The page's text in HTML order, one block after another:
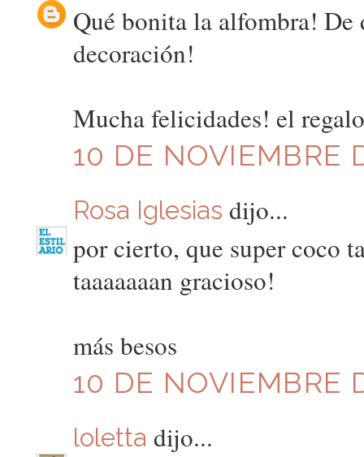
Qué bonita la alfombra! De
decoración!
Mucha felicidades! el
10 DE NOVIEMBRE
Rosa Iglesias dijo...
por cierto, que super coco
taaaaaaan gracioso!
más besos
10 DE NOVIEMBRE
loletta dijo...